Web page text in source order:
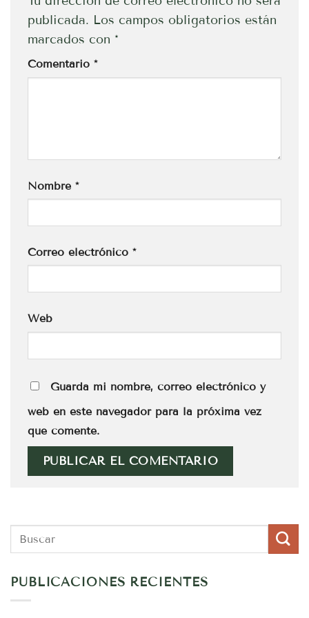
publicada. Los campos obligatorios están
marcados con *
Comentario *
Nombre *
Correo electrónico *
Web
Guarda mi nombre, correo electrónico y
web en este navegador para la próxima vez
que comente.
PUBLICACIONES RECIENTES